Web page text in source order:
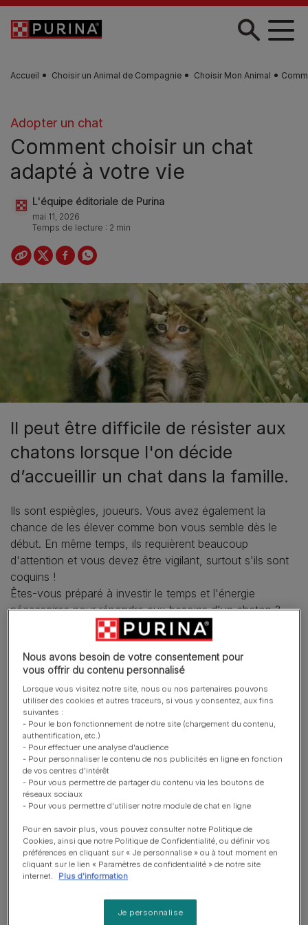
Skip to main content
Accueil Choisir un Animal de Compagnie Choisir Mon Animal
Adopter un chat
Comment choisir un chat
adapté à votre vie
L'équipe éditoriale de Purina
mai 11, 2026
Temps de lecture : 2 min
Il peut être difficile de résister aux
chatons lorsque l'on décide
d’accueillir un chat dans la famille.
Ils sont espiègles, joueurs. Vous avez également la
chance de les élever comme bon vous semble dès le
début. En même temps, ils requièrent beaucoup
d'attention et vous devez être vigilant, surtout s'ils sont
coquins !
Êtes-vous préparé à investir le temps et l'énergie
nécessaires pour répondre aux besoins d'un chaton ?
prendre cela en considération. Si vous choisissez un
chaton provenant d'une portée, cherchez le chat qui
répond de manière positive mais non agressive à votre
Un chaton qui évite le groupe et qui ne veut jamais vous
Nous avons besoin de votre consentement pour
vous offrir du contenu personnalisé
Lorsque vous visitez notre site, nous ou nos partenaires pouvons
utiliser des cookies et autres traceurs, si vous y consentez, aux fins
suivantes :
- Pour le bon fonctionnement de notre site (chargement du contenu,
authentification, etc.)
- Pour effectuer une analyse d'audience
- Pour personnaliser le contenu de nos publicités en ligne en fonction
de vos centres d'intérêt
- Pour vous permettre de partager du contenu via les boutons de
réseaux sociaux
- Pour vous permettre d'utiliser notre module de chat en ligne
Pour en savoir plus, vous pouvez consulter notre Politique de
Cookies, ainsi que notre Politique de Confidentialité, ou définir vos
préférences en cliquant sur « Je personnalise » ou à tout moment en
cliquant sur le lien « Paramètres de confidentialité » de notre site
internet.
Plus d'information
Je personnalise